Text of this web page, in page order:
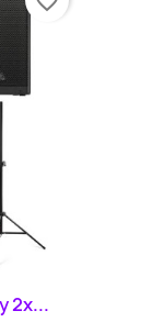
2x...